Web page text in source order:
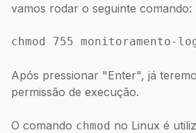
vamos rodar o seguinte comando:
Após pressionar "Enter", já
permissão de execução.
O comando chmod no Linux é